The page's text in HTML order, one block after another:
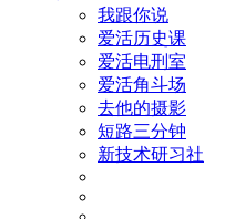
我跟你说
爱活历史课
爱活电刑室
爱活角斗场
去他的摄影
短路三分钟
新技术研习社